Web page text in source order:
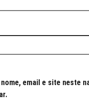
email e site neste